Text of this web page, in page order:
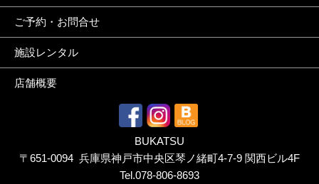
ご予約・お問合せ
施設レンタル
店舗概要
BUKATSU
〒651-0094 兵庫県神戸市中央区琴ノ緒町4-7-9 関西ビル4F
Tel.078-806-8693